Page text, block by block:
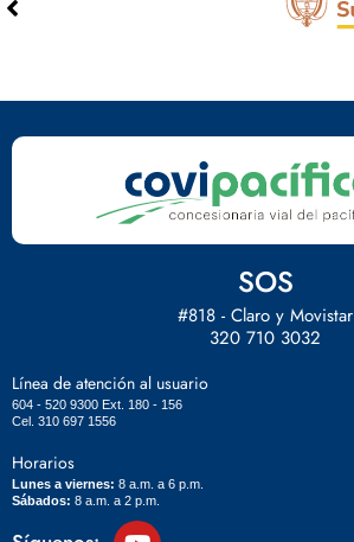
SOS
#818 - Claro y Movistar
320 710 3032
Línea de atención al usuario
604 - 520 9300 Ext. 180 - 156
Cel. 310 697 1556
Horarios
Lunes a viernes: 8 a.m. a 6 p.m.
Sábados: 8 a.m. a 2 p.m.